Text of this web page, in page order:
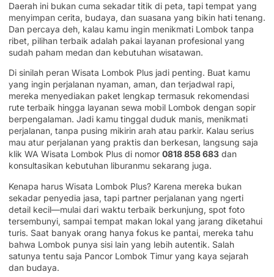
Daerah ini bukan cuma sekadar titik di peta, tapi tempat yang
menyimpan cerita, budaya, dan suasana yang bikin hati tenang.
Dan percaya deh, kalau kamu ingin menikmati Lombok tanpa
ribet, pilihan terbaik adalah pakai layanan profesional yang
sudah paham medan dan kebutuhan wisatawan.
Di sinilah peran Wisata Lombok Plus jadi penting. Buat kamu
yang ingin perjalanan nyaman, aman, dan terjadwal rapi,
mereka menyediakan paket lengkap termasuk rekomendasi
rute terbaik hingga layanan sewa mobil Lombok dengan sopir
berpengalaman. Jadi kamu tinggal duduk manis, menikmati
perjalanan, tanpa pusing mikirin arah atau parkir. Kalau serius
mau atur perjalanan yang praktis dan berkesan, langsung saja
klik WA Wisata Lombok Plus di nomor 0818 858 683 dan
konsultasikan kebutuhan liburanmu sekarang juga.
Kenapa harus Wisata Lombok Plus? Karena mereka bukan
sekadar penyedia jasa, tapi partner perjalanan yang ngerti
detail kecil—mulai dari waktu terbaik berkunjung, spot foto
tersembunyi, sampai tempat makan lokal yang jarang diketahui
turis. Saat banyak orang hanya fokus ke pantai, mereka tahu
bahwa Lombok punya sisi lain yang lebih autentik. Salah
satunya tentu saja Pancor Lombok Timur yang kaya sejarah
dan budaya.